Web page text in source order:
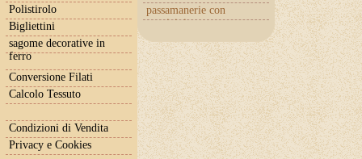
passamanerie con
cuoricini
Polistirolo
Bigliettini
sagome decorative in
ferro
Conversione Filati
Calcolo Tessuto
Condizioni di Vendita
Privacy e Cookies